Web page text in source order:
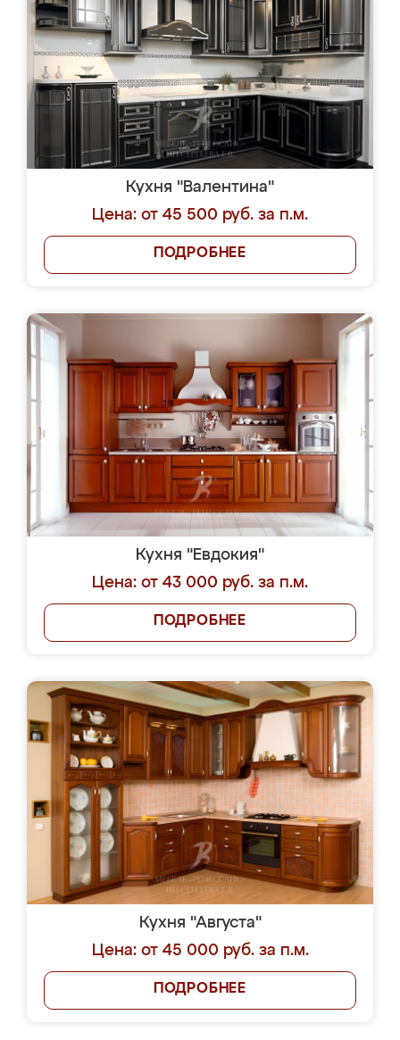
Кухня "Валентина"
Цена: от 45 500 руб. за п.м.
ПОДРОБНЕЕ
Кухня "Евдокия"
Цена: от 43 000 руб. за п.м.
ПОДРОБНЕЕ
Кухня "Августа"
Цена: от 45 000 руб. за п.м.
ПОДРОБНЕЕ